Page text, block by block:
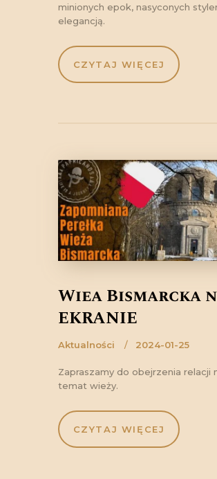
minionych epok, nasyconych
elegancją.
CZYTAJ WIĘCEJ
Wieża Bismarcka
EKRANIE
Aktualności 2024-01-25
Zapraszamy do obejrzenia relacji
temat wieży.
CZYTAJ WIĘCEJ